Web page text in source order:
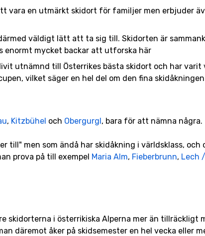
vara en utmärkt skidort för familjer men erbjuder
väldigt lätt att ta sig till. Skidorten är
enormt mycket backar att utforska här
utnämnd till Österrikes bästa skidort och har varit
vilket säger en hel del om den fina
, Kitzbühel och Obergurgl, bara för att nämna några.
till" men som ändå har skidåkning i världsklass, och
prova på till exempel Maria Alm, Fieberbrunn, Lech
skidorterna i österrikiska Alperna mer än tillräckligt
däremot åker på skidsemester en hel vecka eller